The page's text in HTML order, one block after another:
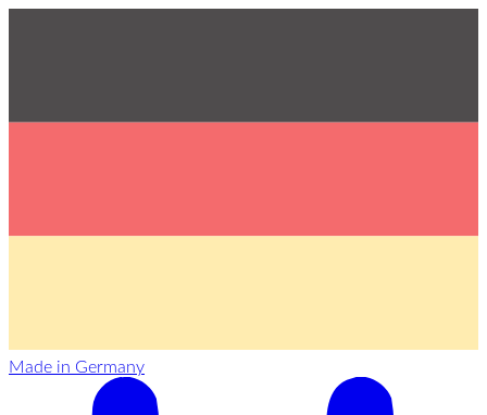
Made in Germany